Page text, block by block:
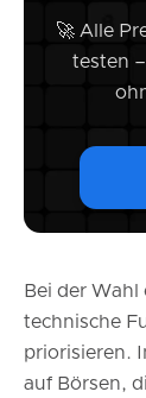
Wie du
Melden
Behalte
🚀 Alle
testen
Bei der
technische
priorisieren.
auf Börsen,